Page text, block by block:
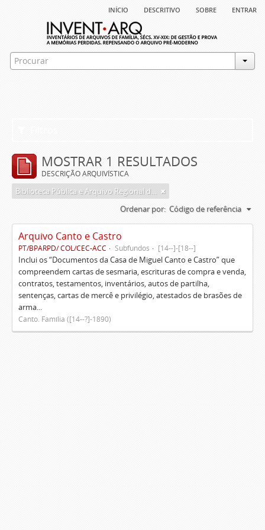
início descritivo sobre entrar
MOSTRAR 1 RESULTADOS
DESCRIÇÃO ARQUIVÍSTICA
Biblioteca Pública e Arquivo Regional de Ponta Delgada
Ordenar por: Código de referência
Arquivo Canto e Castro
PT/BPARPD/ COL/CEC-ACC Subfundos [14--]-[18--]
Inclui os “Documentos da Casa de Miguel Canto e Castro” que
compreendem cartas de sesmaria, escrituras de compra e venda,
contratos, testamentos, inventários, autos de partilha,
sentenças, cartas de mercê e privilégio, atestados de brasões de
arma...
Canto. Família ([14--?]-1890)